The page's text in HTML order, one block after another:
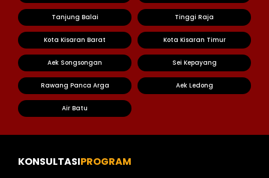
Tanjung Balai Tinggi Raja
Kota Kisaran Barat Kota Kisaran Timur
Aek Songsongan Sei Kepayang
Rawang Panca Arga Aek Ledong
Air Batu
KONSULTASIPROGRAM